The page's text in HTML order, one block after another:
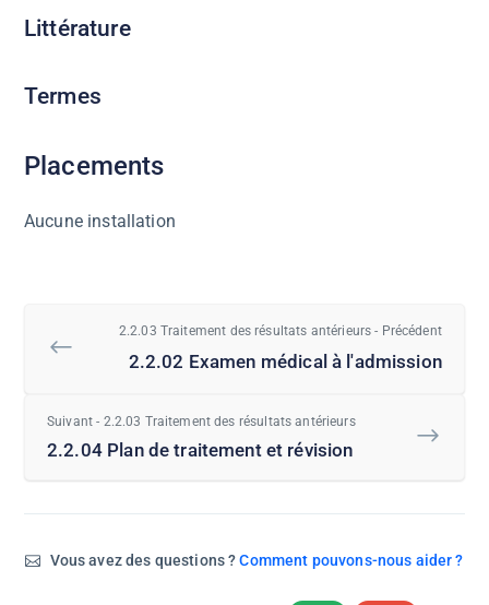
Littérature
Termes
Placements
Aucune installation
2.2.03 Traitement des résultats antérieurs - Précédent
2.2.02 Examen médical à l'admission
Suivant - 2.2.03 Traitement des résultats antérieurs
2.2.04 Plan de traitement et révision
Vous avez des questions ?Comment pouvons-nous aider ?